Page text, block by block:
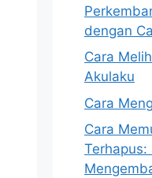
dengan
Cara
Akulaku
Cara
Cara